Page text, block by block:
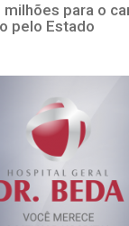
para o
pelo Estado